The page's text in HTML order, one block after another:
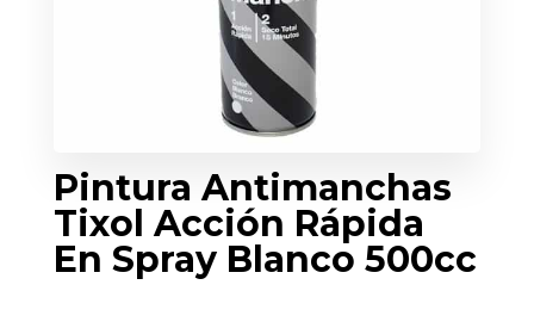
Pintura Antimanchas
Tixol Acción Rápida
En Spray Blanco 500cc